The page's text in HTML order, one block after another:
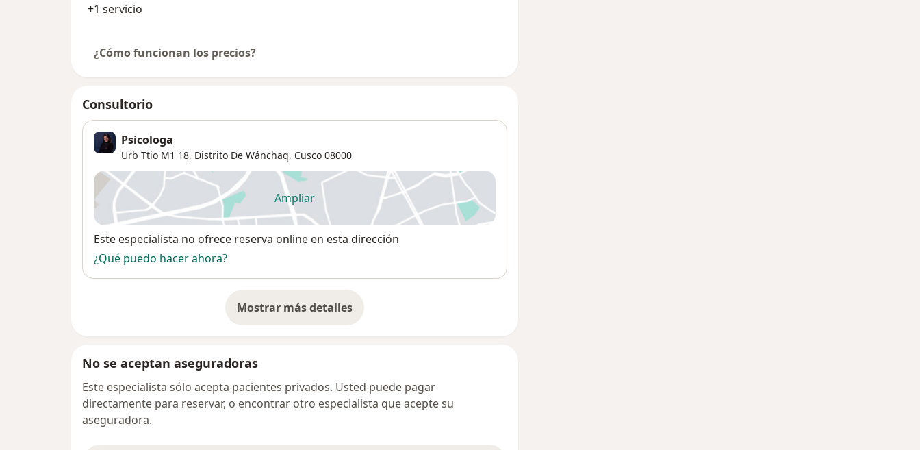
+1 servicio
¿Cómo funcionan los precios?
Consultorio
Psicologa
Urb Ttio M1 18, Distrito De Wánchaq, Cusco 08000
Ampliarse abre en una nueva pestaña
Disponibilidad
Este especialista no ofrece reserva online en esta dirección
¿Qué puedo hacer ahora?
Mostrar más detalles
sobre la dirección
No se aceptan aseguradoras
Este especialista sólo acepta pacientes privados. Usted puede pagar
directamente para reservar, o encontrar otro especialista que acepte su
aseguradora.